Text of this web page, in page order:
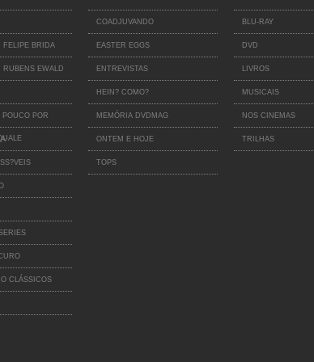
FELIPE BRIDA
RUBENS EWALD
POR
CLÁSSICOS
COADJUVANDO
EASTER EGGS
ENTREVISTAS
HEIN? COMO?
MEMÓRIA DVDMAG
ONTEM E HOJE
TOPS
BLU-RAY
DVD
LIVROS
MUSICAIS
NOS CINEMAS
TRILHAS